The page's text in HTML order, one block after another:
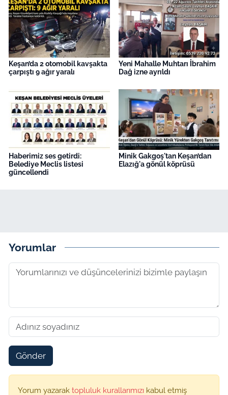
Keşan’da 2 otomobil kavşakta
çarpıştı 9 ağır yaralı
Yeni Mahalle Muhtarı İbrahim
Dağ izne ayrıldı
Haberimiz ses getirdi:
Belediye Meclis listesi
güncellendi
Minik Gakgoş'tan Keşan’dan
Elazığ'a gönül köprüsü
Yorumlar
Gönder
Yorum yazarak topluluk kurallarımızı kabul etmiş
Finans
Genel-A
Gündem-Eğitim